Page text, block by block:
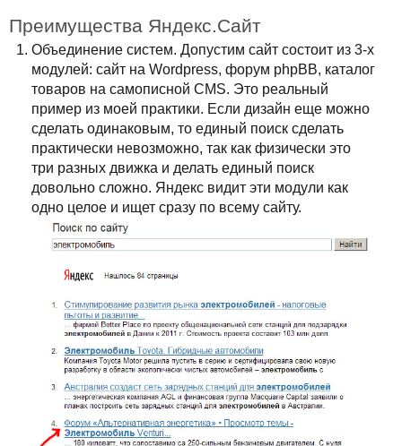
Преимущества Яндекс.Сайт
Объединение систем. Допустим сайт состоит из 3-х
модулей: сайт на Wordpress, форум phpBB, каталог
товаров на самописной CMS. Это реальный
пример из моей практики. Если дизайн еще можно
сделать одинаковым, то единый поиск сделать
практически невозможно, так как физически это
три разных движка и делать единый поиск
довольно сложно. Яндекс видит эти модули как
одно целое и ищет сразу по всему сайту.